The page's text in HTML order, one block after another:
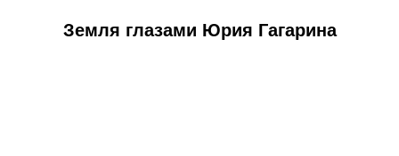
Земля глазами Юрия Гагарина